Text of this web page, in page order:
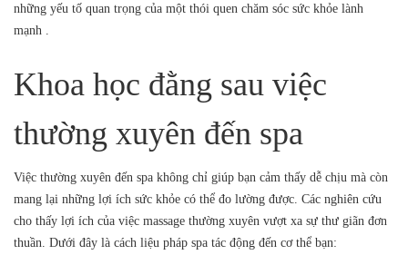
những yếu tố quan trọng của một thói quen chăm sóc sức khỏe lành
mạnh .
Khoa học đằng sau việc
thường xuyên đến spa
Việc thường xuyên đến spa không chỉ giúp bạn cảm thấy dễ chịu mà còn
mang lại những lợi ích sức khỏe có thể đo lường được. Các nghiên cứu
cho thấy lợi ích của việc massage thường xuyên vượt xa sự thư giãn đơn
thuần. Dưới đây là cách liệu pháp spa tác động đến cơ thể bạn: